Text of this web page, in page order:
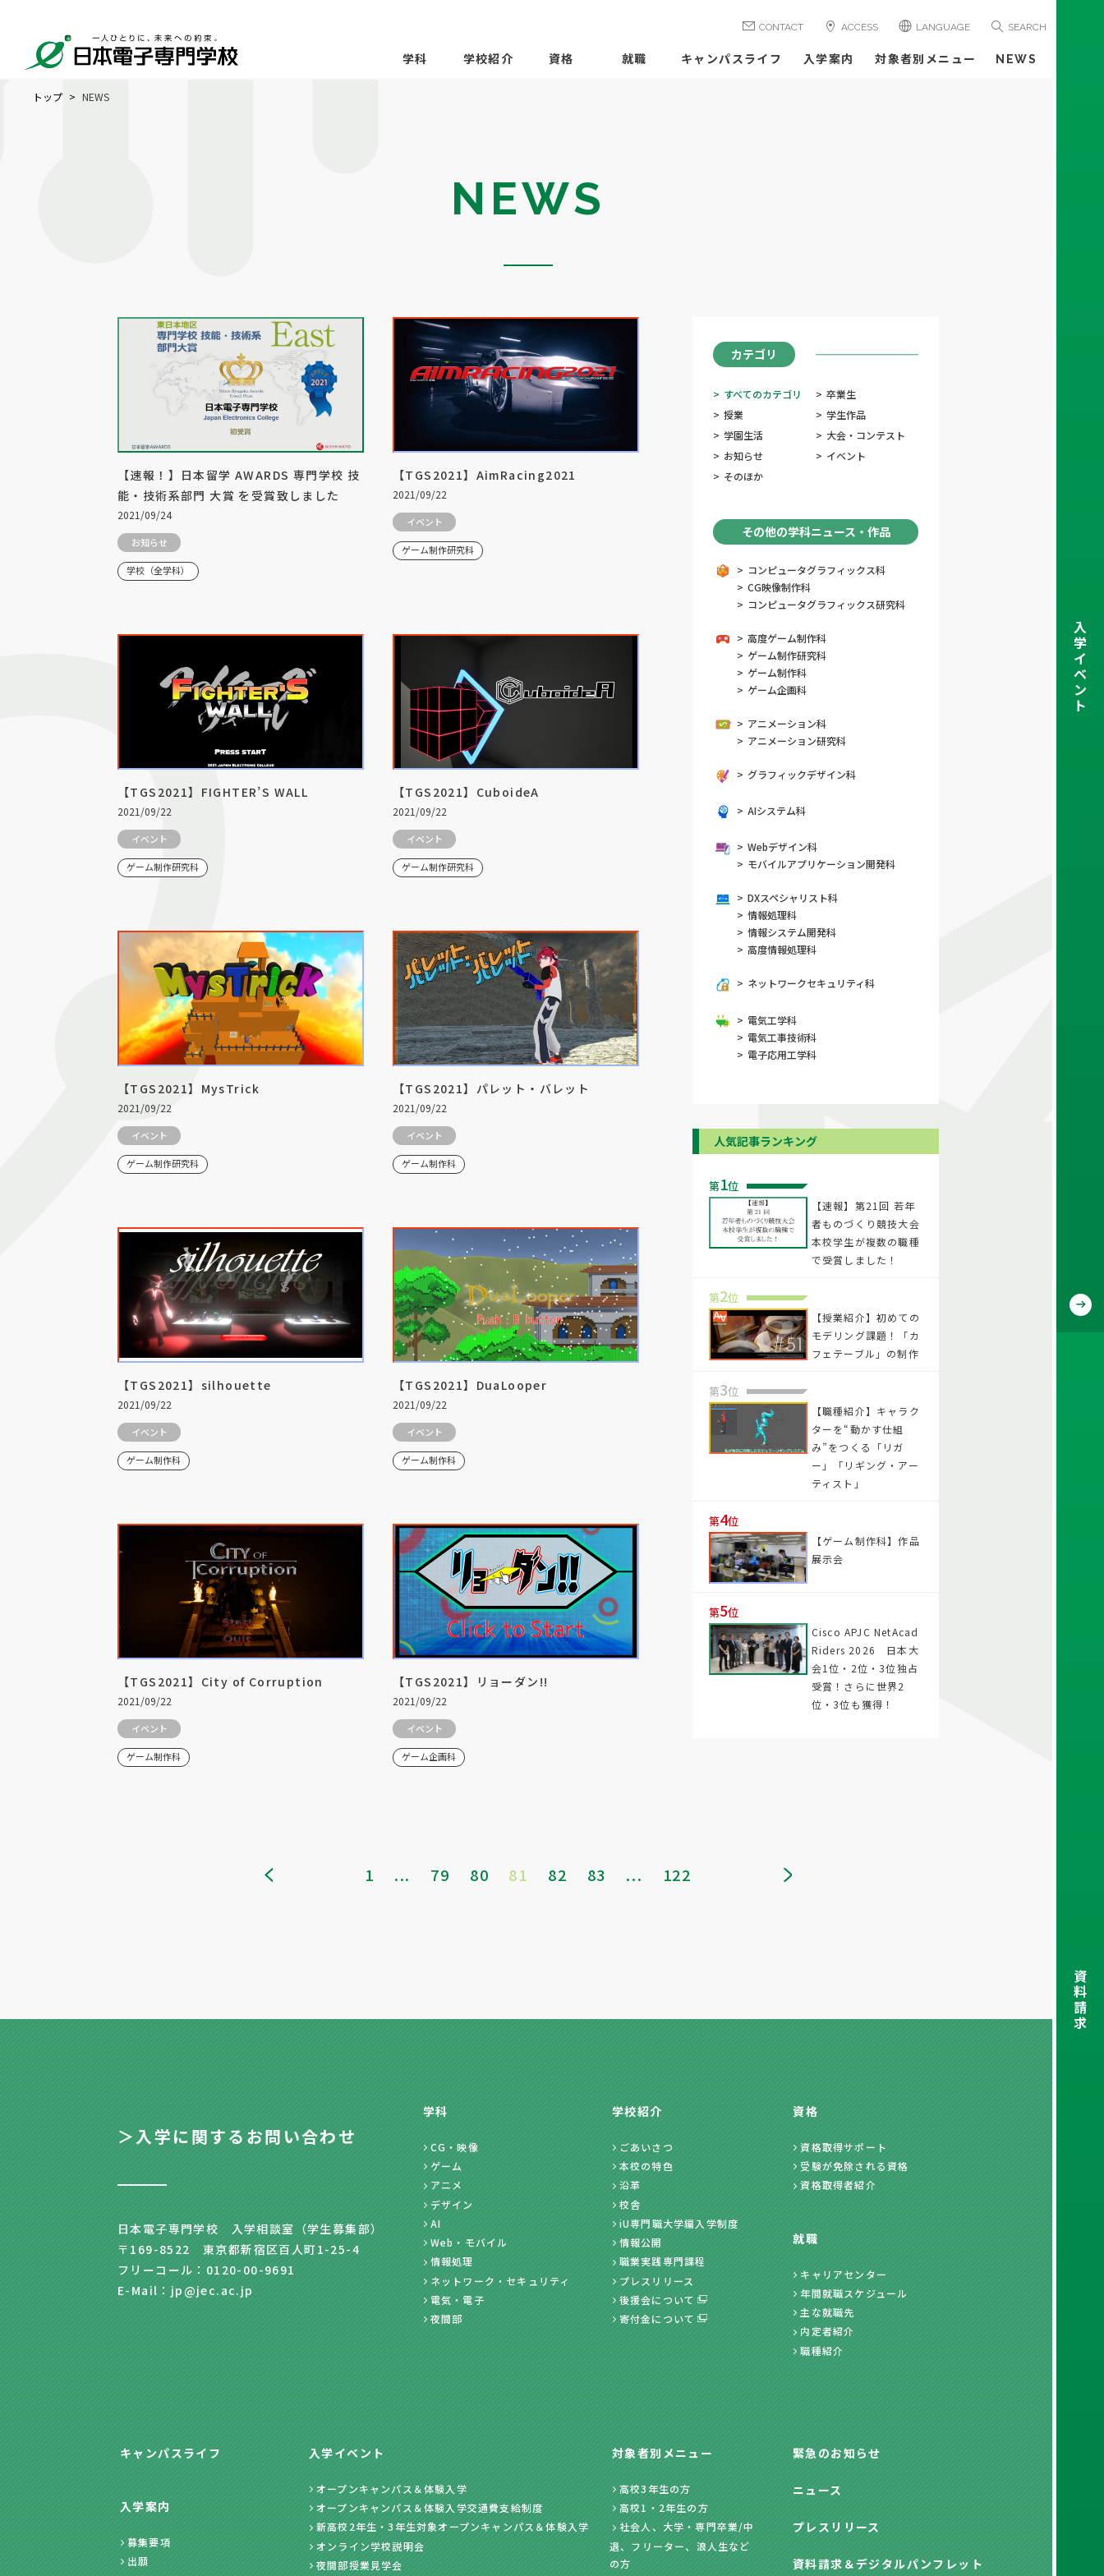
CONTACT ACCESS LANGUAGE SEARCH
学科 学校紹介 資格 就職 キャンパスライフ 入学案内 対象者別メニュー NEWS
トップ NEWS
NEWS
【速報！】日本留学 AWARDS 専門学校 技
能・技術系部門 大賞 を受賞致しました
2021/09/24
お知らせ
学校（全学科）
【TGS2021】AimRacing2021
2021/09/22
イベント
ゲーム制作研究科
【TGS2021】FIGHTER’S WALL
2021/09/22
イベント
ゲーム制作研究科
【TGS2021】CuboideA
2021/09/22
イベント
ゲーム制作研究科
【TGS2021】MysTrick
2021/09/22
イベント
ゲーム制作研究科
【TGS2021】パレット・バレット
2021/09/22
イベント
ゲーム制作科
【TGS2021】silhouette
2021/09/22
イベント
ゲーム制作科
【TGS2021】DuaLooper
2021/09/22
イベント
ゲーム制作科
【TGS2021】City of Corruption
2021/09/22
イベント
ゲーム制作科
【TGS2021】リョーダン!!
2021/09/22
イベント
ゲーム企画科
1 ... 79 80 81 82 83 ... 122
カテゴリ
> すべてのカテゴリ > 卒業生
> 授業 > 学生作品
> 学園生活 > 大会・コンテスト
> お知らせ > イベント
> そのほか
その他の学科ニュース・作品
> コンピュータグラフィックス科
> CG映像制作科
> コンピュータグラフィックス研究科
> 高度ゲーム制作科
> ゲーム制作研究科
> ゲーム制作科
> ゲーム企画科
> アニメーション科
> アニメーション研究科
> グラフィックデザイン科
> AIシステム科
> Webデザイン科
> モバイルアプリケーション開発科
> DXスペシャリスト科
> 情報処理科
> 情報システム開発科
> 高度情報処理科
> ネットワークセキュリティ科
> 電気工学科
> 電気工事技術科
> 電子応用工学科
人気記事ランキング
第1位
【速報】第21回 若年
者ものづくり競技大会
本校学生が複数の職種
で受賞しました！
第2位
【授業紹介】初めての
モデリング課題！「カ
フェテーブル」の制作
第3位
【職種紹介】キャラク
ターを“動かす仕組
み”をつくる「リガ
ー」「リギング・アー
ティスト」
第4位
【ゲーム制作科】作品
展示会
第5位
Cisco APJC NetAcad
Riders 2026 日本大
会1位・2位・3位独占
受賞！さらに世界2
位・3位も獲得！
＞入学に関するお問い合わせ
日本電子専門学校 入学相談室（学生募集部）
〒169-8522 東京都新宿区百人町1-25-4
フリーコール：0120-00-9691
E-Mail：jp@jec.ac.jp
学科
CG・映像
ゲーム
アニメ
デザイン
AI
Web・モバイル
情報処理
ネットワーク・セキュリティ
電気・電子
夜間部
学校紹介
ごあいさつ
本校の特色
沿革
校舎
iU専門職大学編入学制度
情報公開
職業実践専門課程
プレスリリース
後援会について
寄付金について
資格
資格取得サポート
受験が免除される資格
資格取得者紹介
就職
キャリアセンター
年間就職スケジュール
主な就職先
内定者紹介
職種紹介
キャンパスライフ
入学案内
募集要項
出願
入学イベント
オープンキャンパス＆体験入学
オープンキャンパス＆体験入学交通費支給制度
新高校2年生・3年生対象オープンキャンパス＆体験入学
オンライン学校説明会
夜間部授業見学会
対象者別メニュー
高校3年生の方
高校1・2年生の方
社会人、大学・専門卒業/中
退、フリーター、浪人生など
の方
緊急のお知らせ
ニュース
プレスリリース
資料請求 ＆デジタルパンフレット
入
学
イ
ベ
ン
ト
資
料
請
求